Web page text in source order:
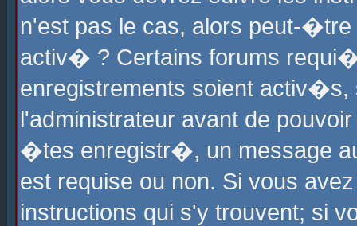
n'est pas le cas, alors peut-
activ� ? Certains forums
enregistrements soient
l'administrateur avant de
�tes enregistr�, un message
est requise ou non. Si vous
instructions qui s'y trouvent; si